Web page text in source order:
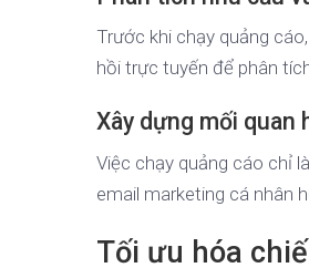
Trước khi chạy quảng
hồi trực tuyến để phân
Xây dựng mối quan
Việc chạy quảng cáo chỉ
email marketing cá nhân
Tối ưu hóa